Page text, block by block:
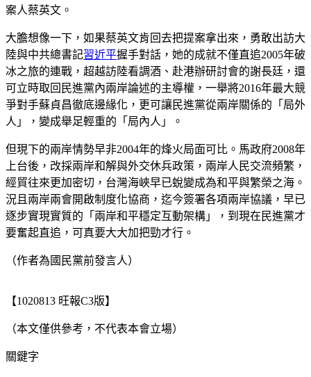
案人蔡英文。
大膽想像一下，如果蔡英文肯回去把提案拿出來，勇敢出訪大
陸與中共總書記習近平握手對話，她的成就不僅直追2005年破
冰之旅的連戰，超越訪陸看調酒、赴港辦研討會的謝長廷，還
可立時取回民進黨內兩岸論述的主導權，一舉將2016年最大競
爭對手蘇貞昌徹底邊緣化，更可讓民進黨從兩岸關係的「局外
人」，變成舉足輕重的「局內人」。
但現下的兩岸情勢早非2004年的烽火局面可比。馬政府2008年
上台後，改採兩岸和解與外交休兵政策，兩岸人民交流頻繁，
經貿往來更加密切，台灣海峽早已蛻變成為和平與繁榮之海。
況且兩岸兩會開啟制度化協商，迄今簽署各項兩岸協議，早已
逐步實現實質的「兩岸和平穩定互動架構」，到現在民進黨才
要奮起直追，可真要大大加把勁才行。
（作者為國民黨前發言人）
【1020813 旺報C3版】
（本文僅供參考，不代表本會立場）
關鍵字